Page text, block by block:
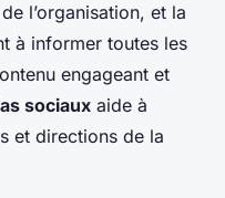
l’organisation, et la
à informer toutes les
engageant et
sociaux aide à
et directions de la